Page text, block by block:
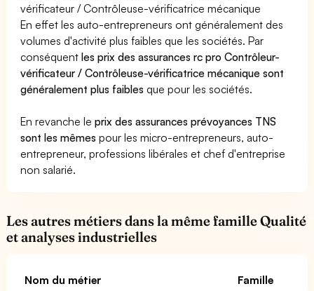
vérificateur / Contrôleuse-vérificatrice mécanique
En effet les auto-entrepreneurs ont généralement des
volumes d'activité plus faibles que les sociétés. Par
conséquentles prix des assurances rc pro Contrôleur-
vérificateur / Contrôleuse-vérificatrice mécanique sont
généralement plus faibles que pour les sociétés.
En revanche leprix des assurances prévoyances TNS
sont les mêmes pour les micro-entrepreneurs, auto-
entrepreneur, professions libérales et chef d'entreprise
non salarié.
Les autres métiers dans la même famille Qualité
et analyses industrielles
Nom du métier
Famille